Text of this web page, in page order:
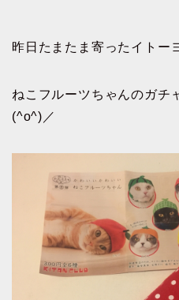
昨日たまたま寄ったイトー
ねこフルーツちゃんのガチ
(^o^)／